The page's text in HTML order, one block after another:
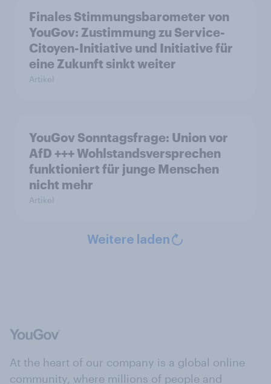
Finales Stimmungsbarometer von
YouGov: Zustimmung zu Service-
Citoyen-Initiative und Initiative für
eine Zukunft sinkt weiter
Artikel
YouGov Sonntagsfrage: Union vor
AfD +++ Wohlstandsversprechen
funktioniert für junge Menschen
nicht mehr
Artikel
Weitere laden
At the heart of our company is a global online
community, where millions of people and